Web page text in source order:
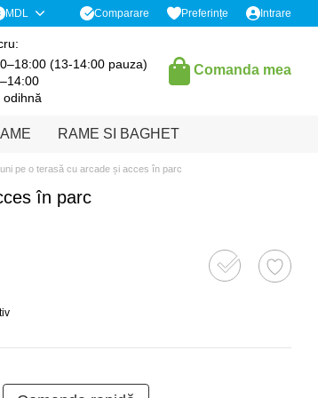
MDL Comparare Preferințe Intrare
(13-14:00 pauza)
odihnă
Comanda mea
RAME SI BAGHET
pe o terasă cu arcade și acces în parc
în parc